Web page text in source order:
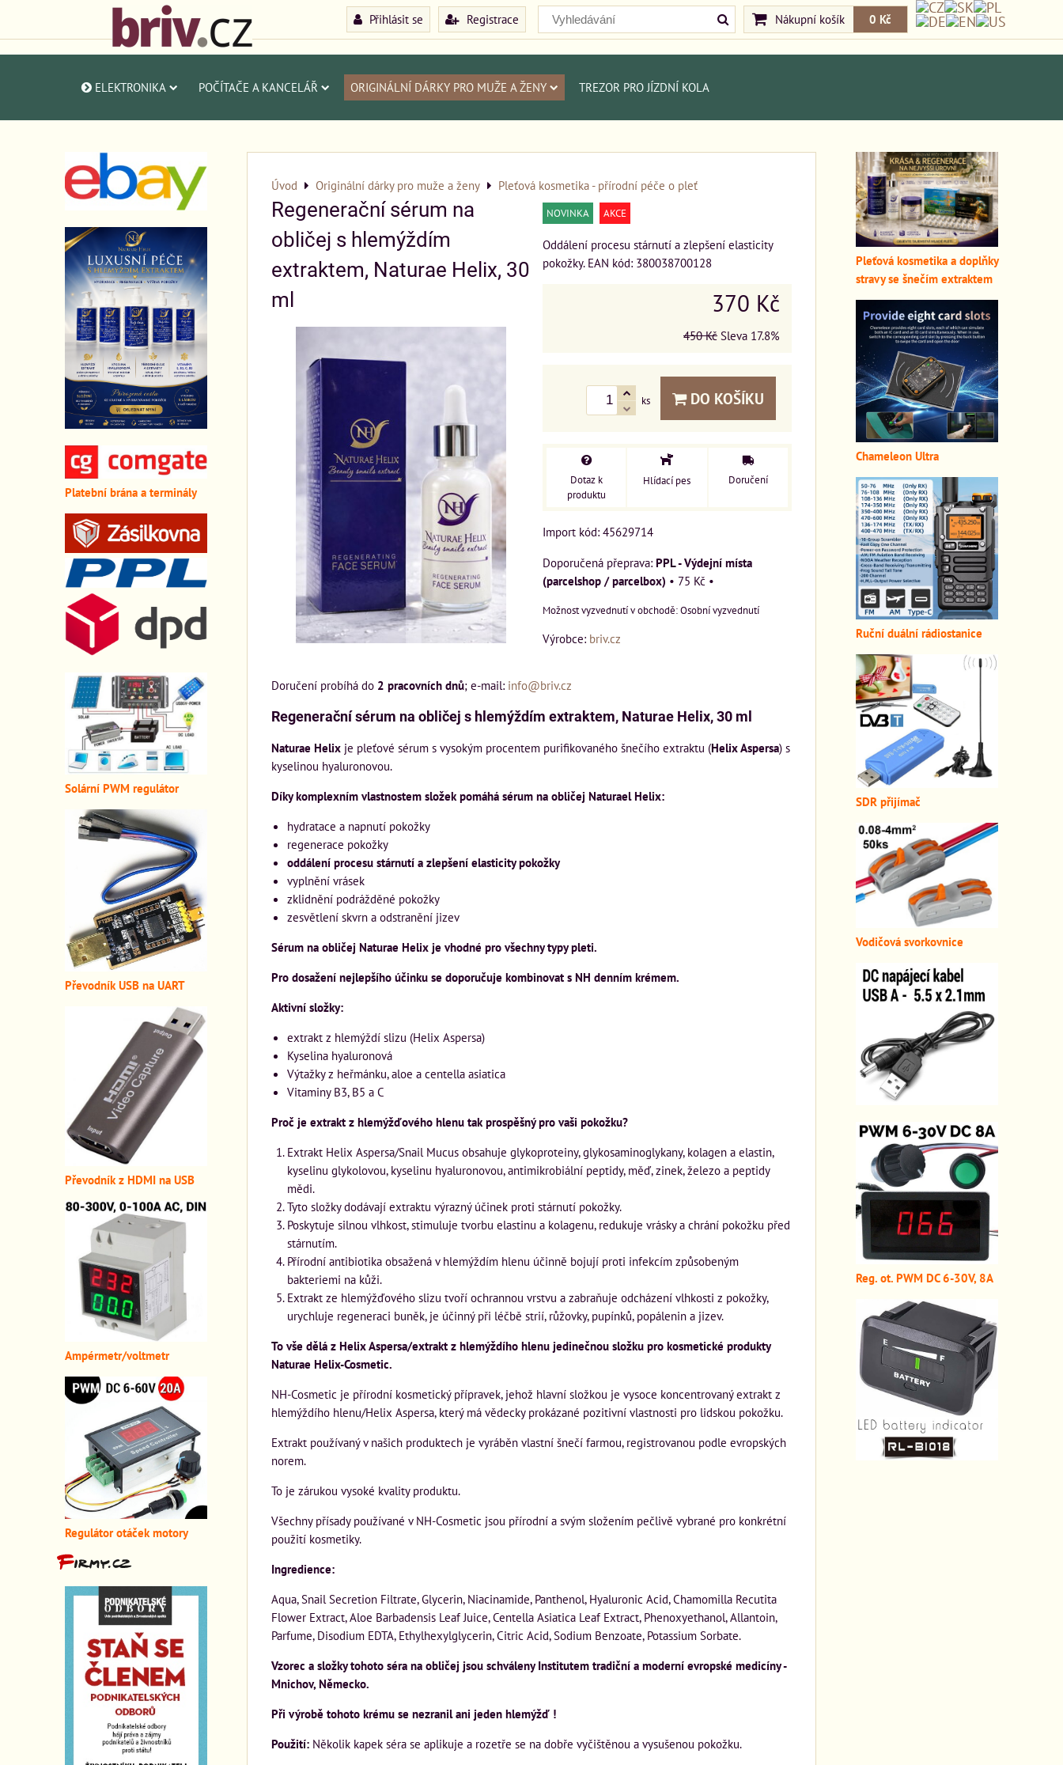
Přihlásit se Registrace Nákupní košík 0 Kč
ELEKTRONIKA POČÍTAČE A KANCELÁŘ ORIGINÁLNÍ DÁRKY PRO MUŽE A ŽENY TREZOR PRO JÍZDNÍ KOLA
Úvod Originální dárky pro muže a ženy Pleťová kosmetika - přírodní péče o pleť
Regenerační sérum na
obličej s hlemýždím
extraktem, Naturae Helix, 30
ml
NOVINKA AKCE
Oddálení procesu stárnutí a zlepšení elasticity
pokožky. EAN kód: 380038700128
370 Kč
450 Kč Sleva 17.8%
ks DO KOŠÍKU
Dotaz k
produktu
Hlídací pes Doručení
Import kód: 45629714
PPL - Výdejní místa
(parcelshop / parcelbox) • 75 Kč •
Osobní vyzvednutí
Výrobce: briv.cz
Doručení probíhá do 2 pracovních dnů; e-mail: info@briv.cz
Regenerační sérum na obličej s hlemýždím extraktem, Naturae Helix, 30 ml
Naturae Helix je pleťové sérum s vysokým procentem purifikovaného šnečího extraktu (Helix Aspersa) s
kyselinou hyaluronovou.
Díky komplexním vlastnostem složek pomáhá sérum na obličej Naturael Helix:
hydratace a napnutí pokožky
regenerace pokožky
oddálení procesu stárnutí a zlepšení elasticity pokožky
vyplnění vrásek
zklidnění podrážděné pokožky
zesvětlení skvrn a odstranění jizev
Sérum na obličej Naturae Helix je vhodné pro všechny typy pleti.
Pro dosažení nejlepšího účinku se doporučuje kombinovat s NH denním krémem.
Aktivní složky:
extrakt z hlemýždí slizu (Helix Aspersa)
Kyselina hyaluronová
Výtažky z heřmánku, aloe a centella asiatica
Vitaminy B3, B5 a C
Proč je extrakt z hlemýžďového hlenu tak prospěšný pro vaši pokožku?
Extrakt Helix Aspersa/Snail Mucus obsahuje glykoproteiny, glykosaminoglykany, kolagen a elastin,
kyselinu glykolovou, kyselinu hyaluronovou, antimikrobiální peptidy, měď, zinek, železo a peptidy
mědi.
Tyto složky dodávají extraktu výrazný účinek proti stárnutí pokožky.
Poskytuje silnou vlhkost, stimuluje tvorbu elastinu a kolagenu, redukuje vrásky a chrání pokožku před
stárnutím.
Přírodní antibiotika obsažená v hlemýždím hlenu účinně bojují proti infekcím způsobeným
bakteriemi na kůži.
Extrakt ze hlemýžďového slizu tvoří ochrannou vrstvu a zabraňuje odcházení vlhkosti z pokožky,
urychluje regeneraci buněk, je účinný při léčbě strií, růžovky, pupínků, popálenin a jizev.
To vše dělá z Helix Aspersa/extrakt z hlemýždího hlenu jedinečnou složku pro kosmetické produkty
Naturae Helix-Cosmetic.
NH-Cosmetic je přírodní kosmetický přípravek, jehož hlavní složkou je vysoce koncentrovaný extrakt z
hlemýždího hlenu/Helix Aspersa, který má vědecky prokázané pozitivní vlastnosti pro lidskou pokožku.
Extrakt používaný v našich produktech je vyráběn vlastní šnečí farmou, registrovanou podle evropských
norem.
To je zárukou vysoké kvality produktu.
Všechny přísady používané v NH-Cosmetic jsou přírodní a svým složením pečlivě vybrané pro konkrétní
použití kosmetiky.
Ingredience:
Aqua, Snail Secretion Filtrate, Glycerin, Niacinamide, Panthenol, Hyaluronic Acid, Chamomilla Recutita
Flower Extract, Aloe Barbadensis Leaf Juice, Centella Asiatica Leaf Extract, Phenoxyethanol, Allantoin,
Parfume, Disodium EDTA, Ethylhexylglycerin, Citric Acid, Sodium Benzoate, Potassium Sorbate.
Vzorec a složky tohoto séra na obličej jsou schváleny Institutem tradiční a moderní evropské medicíny -
Mnichov, Německo.
Při výrobě tohoto krému se nezranil ani jeden hlemýžď !
Použití: Několik kapek séra se aplikuje a rozetře se na dobře vyčištěnou a vysušenou pokožku.
Platební brána a terminály
Solární PWM regulátor
Převodník USB na UART
Převodník z HDMI na USB
Ampérmetr/voltmetr
Regulátor otáček motory
Pleťová kosmetika a doplňky
stravy se šnečím extraktem
Chameleon Ultra
Ruční duální rádiostanice
SDR přijímač
Vodičová svorkovnice
Reg. ot. PWM DC 6-30V, 8A